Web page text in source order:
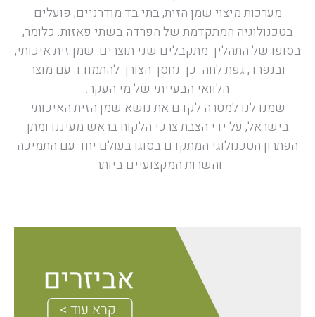
מערכות מיצוי שמן הזית, בתי בד מודרניים, פועלים
בטכנולוגיה המתקדמת של הפרדה בשתי פאזות. כלומר,
בסופו של התהליך מתקבלים שני תוצרים: שמן זית איכותי;
ובנפרד, גפת לחה. כך נחסך הצורך להתמודד עם מוצר
הלוואי הבעייתי של מי העקר.
שמנו לנו למטרה לקדם את נושא שמן הזית האיכותי
בישראל, על ידי הצבת צרכי הלקוח בראש מעיננו ומתן
הפתרון הטכנולוגי המתקדם בסוגו בעולם יחד עם התמיכה
והשרות המקצועיים ביותר.